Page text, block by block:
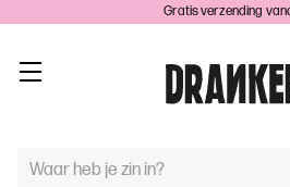
Gratis verzending
TREFWOORD